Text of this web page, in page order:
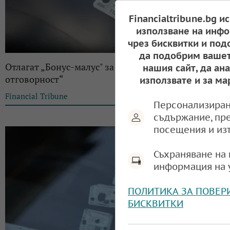
Отлагат „Бонус-малус" за „Гражданска
отговорност“
Financial Tribune
Financialtribune.bg
използване на
чрез бисквитки и
да подобрим
нашия сайт, да
използвате и за
съдържание,
посещения и
Съхраняване
информация на
ПОЛИТИКА ЗА
БИСКВИТКИ